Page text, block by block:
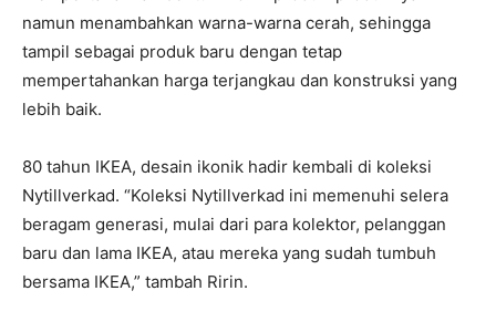
namun menambahkan warna-warna cerah, sehingga
tampil sebagai produk baru dengan tetap
mempertahankan harga terjangkau dan konstruksi yang
lebih baik.
80 tahun IKEA, desain ikonik hadir kembali di koleksi
Nytillverkad. “Koleksi Nytillverkad ini memenuhi selera
beragam generasi, mulai dari para kolektor, pelanggan
baru dan lama IKEA, atau mereka yang sudah tumbuh
bersama IKEA,” tambah Ririn.